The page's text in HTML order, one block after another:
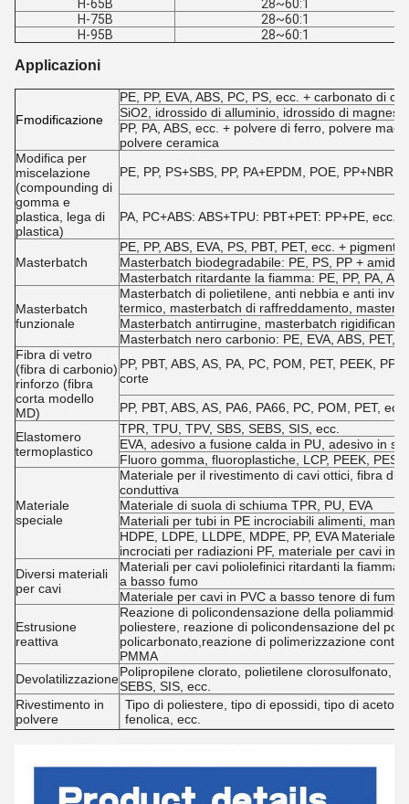
H-65B
28~60:1
H-75B
28~60:1
H-95B
28~60:1
Applicazioni
Fmodificazione
PE, PP, EVA, ABS, PC, PS, ecc. + carbonato di
SiO2, idrossido di alluminio, idrossido di
PP, PA, ABS, ecc. + polvere di ferro, polvere
polvere ceramica
Modifica per
miscelazione
(compounding di
gomma e
plastica, lega di
plastica)
PE, PP, PS+SBS, PP, PA+EPDM, POE, PP+NBR,
PA, PC+ABS: ABS+TPU: PBT+PET: PP+PE, ecc.
Masterbatch
PE, PP, ABS, EVA, PS, PBT, PET, ecc. + pigmenti
Masterbatch biodegradabile: PE, PS, PP +
Masterbatch ritardante la fiamma: PE, PP, PA,
Masterbatch
funzionale
Masterbatch di polietilene, anti nebbia e anti
termico, masterbatch di raffreddamento,
Masterbatch antirrugine, masterbatch
Masterbatch nero carbonio: PE, EVA, ABS, PET,
Fibra di vetro
(fibra di carbonio)
rinforzo (fibra
corta modello
MD)
PP, PBT, ABS, AS, PA, PC, POM, PET, PEEK,
corte
PP, PBT, ABS, AS, PA6, PA66, PC, POM, PET,
Elastomero
termoplastico
TPR, TPU, TPV, SBS, SEBS, SIS, ecc.
EVA, adesivo a fusione calda in PU, adesivo in
Fluoro gomma, fluoroplastiche, LCP, PEEK, PES,
Materiale
speciale
Materiale per il rivestimento di cavi ottici, fibra di
conduttiva
Materiale di suola di schiuma TPR, PU, EVA
Materiali per tubi in PE incrociabili alimenti,
HDPE, LDPE, LLDPE, MDPE, PP, EVA
incrociati per radiazioni PF, materiale per cavi
Diversi materiali
per cavi
Materiali per cavi poliolefinici ritardanti la
a basso fumo
Materiale per cavi in PVC a basso tenore di
Estrusione
reattiva
Reazione di policondensazione della
poliestere, reazione di policondensazione del
policarbonato,reazione di polimerizzazione
PMMA
DevolatilizzazionePolipropilene clorato, polietilene clorosulfonato,
SEBS, SIS, ecc.
Rivestimento in
polvere
Tipo di poliestere, tipo di epossidi, tipo di aceto
fenolica, ecc.